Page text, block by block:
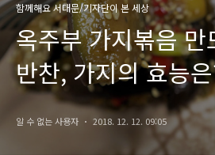
함께해요 서대문/기자단이 본 세상
옥주부 가지볶음
반찬, 가지의 효능
알 수 없는 사용자 2018. 12. 12. 09:05